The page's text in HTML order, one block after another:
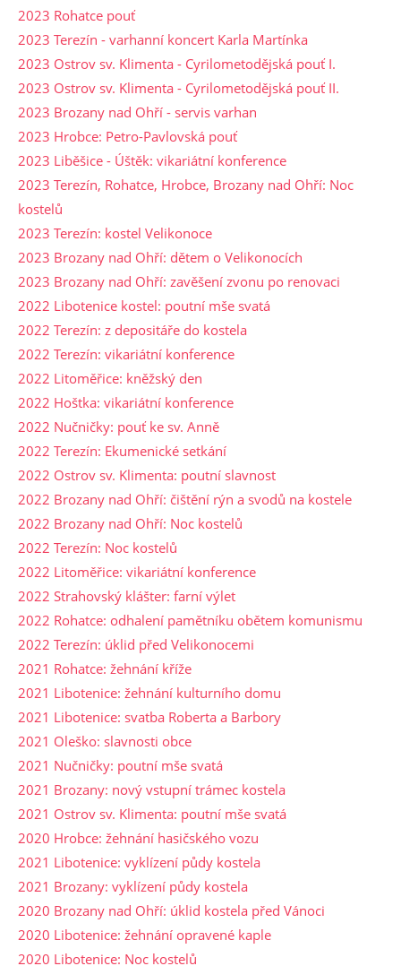
2023 Rohatce pouť
2023 Terezín - varhanní koncert Karla Martínka
2023 Ostrov sv. Klimenta - Cyrilometodějská pouť I.
2023 Ostrov sv. Klimenta - Cyrilometodějská pouť II.
2023 Brozany nad Ohří - servis varhan
2023 Hrobce: Petro-Pavlovská pouť
2023 Liběšice - Úštěk: vikariátní konference
2023 Terezín, Rohatce, Hrobce, Brozany nad Ohří: Noc
kostelů
2023 Terezín: kostel Velikonoce
2023 Brozany nad Ohří: dětem o Velikonocích
2023 Brozany nad Ohří: zavěšení zvonu po renovaci
2022 Libotenice kostel: poutní mše svatá
2022 Terezín: z depositáře do kostela
2022 Terezín: vikariátní konference
2022 Litoměřice: kněžský den
2022 Hoštka: vikariátní konference
2022 Nučničky: pouť ke sv. Anně
2022 Terezín: Ekumenické setkání
2022 Ostrov sv. Klimenta: poutní slavnost
2022 Brozany nad Ohří: čištění rýn a svodů na kostele
2022 Brozany nad Ohří: Noc kostelů
2022 Terezín: Noc kostelů
2022 Litoměřice: vikariátní konference
2022 Strahovský klášter: farní výlet
2022 Rohatce: odhalení pamětníku obětem komunismu
2022 Terezín: úklid před Velikonocemi
2021 Rohatce: žehnání kříže
2021 Libotenice: žehnání kulturního domu
2021 Libotenice: svatba Roberta a Barbory
2021 Oleško: slavnosti obce
2021 Nučničky: poutní mše svatá
2021 Brozany: nový vstupní trámec kostela
2021 Ostrov sv. Klimenta: poutní mše svatá
2020 Hrobce: žehnání hasičského vozu
2021 Libotenice: vyklízení půdy kostela
2021 Brozany: vyklízení půdy kostela
2020 Brozany nad Ohří: úklid kostela před Vánoci
2020 Libotenice: žehnání opravené kaple
2020 Libotenice: Noc kostelů